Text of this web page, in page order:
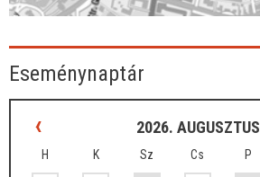
Eseménynaptár
‹ 2026. AUGUSZTUS
H K Sz Cs P